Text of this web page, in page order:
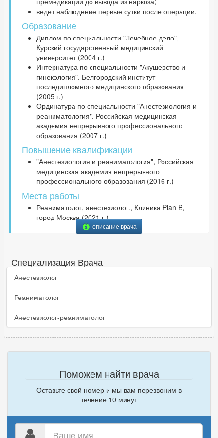
ведет наблюдение первые сутки после операции.
Образование
Диплом по специальности "Лечебное дело",
Курский государственный медицинский
университет (2004 г.)
Интернатура по специальности "Акушерство и
гинекология", Белгородский институт
последипломного медицинского образования
(2005 г.)
Ординатура по специальности "Анестезиология и
реаниматология", Российская медицинская
академия непрерывного профессионального
образования (2007 г.)
Повышение квалификации
"Анестезиология и реаниматология", Российская
медицинская академия непрерывного
профессионального образования (2016 г.)
Места работы
Реаниматолог, анестезиолог., Клиника Plan B,
город Москва (2021 г.)
описание врача
Специализация Врача
Анестезиолог
Реаниматолог
Анестезиолог-реаниматолог
Поможем найти врача
Оставьте свой номер и мы вам перезвоним в
течение 10 минут